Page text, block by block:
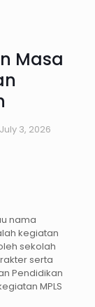
Masa
July 3, 2026
nama
kegiatan
sekolah
serta
Pendidikan
MPLS